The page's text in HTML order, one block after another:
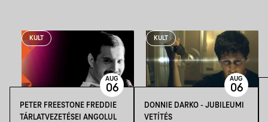
KULT
PETER FREESTONE FREDDIE
TÁRLATVEZETÉSEI ANGOLUL
AUG
06
KULT
DONNIE DARKO - JUBILEUMI
VETÍTÉS
AUG
06